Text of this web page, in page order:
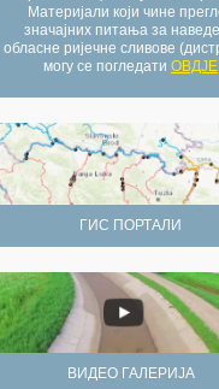
Материјали који чине
значајних питања за
обласне ријечне сливове
могу се погледати ОВДЈЕ
ГИС ПОРТАЛИ
ВИДЕО ГАЛЕРИЈА